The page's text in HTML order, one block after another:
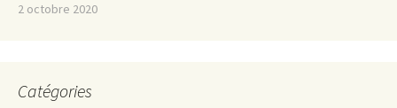
2 octobre 2020
Catégories